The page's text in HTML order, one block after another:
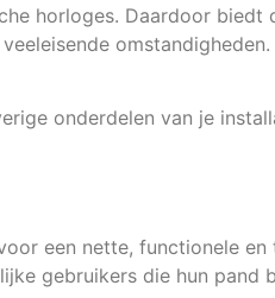
horloges. Daardoor biedt
onderdelen van je
een nette, functionele
gebruikers die hun pand